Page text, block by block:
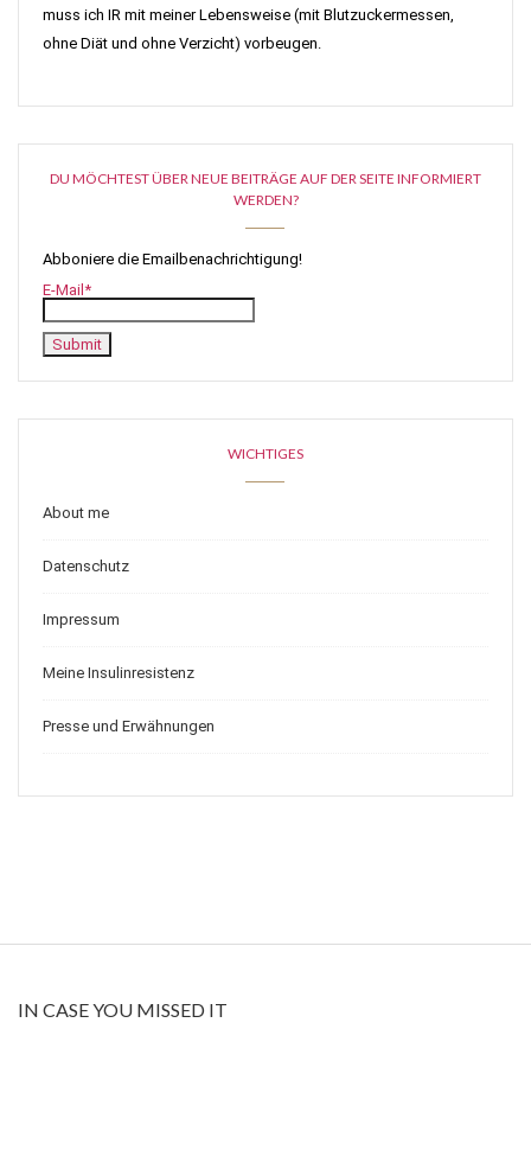
muss ich IR mit meiner Lebensweise (mit Blutzuckermessen,
ohne Diät und ohne Verzicht) vorbeugen.
DU MÖCHTEST ÜBER NEUE BEITRÄGE AUF DER SEITE INFORMIERT
WERDEN?
Abboniere die Emailbenachrichtigung!
E-Mail*
WICHTIGES
About me
Datenschutz
Impressum
Meine Insulinresistenz
Presse und Erwähnungen
IN CASE YOU MISSED IT